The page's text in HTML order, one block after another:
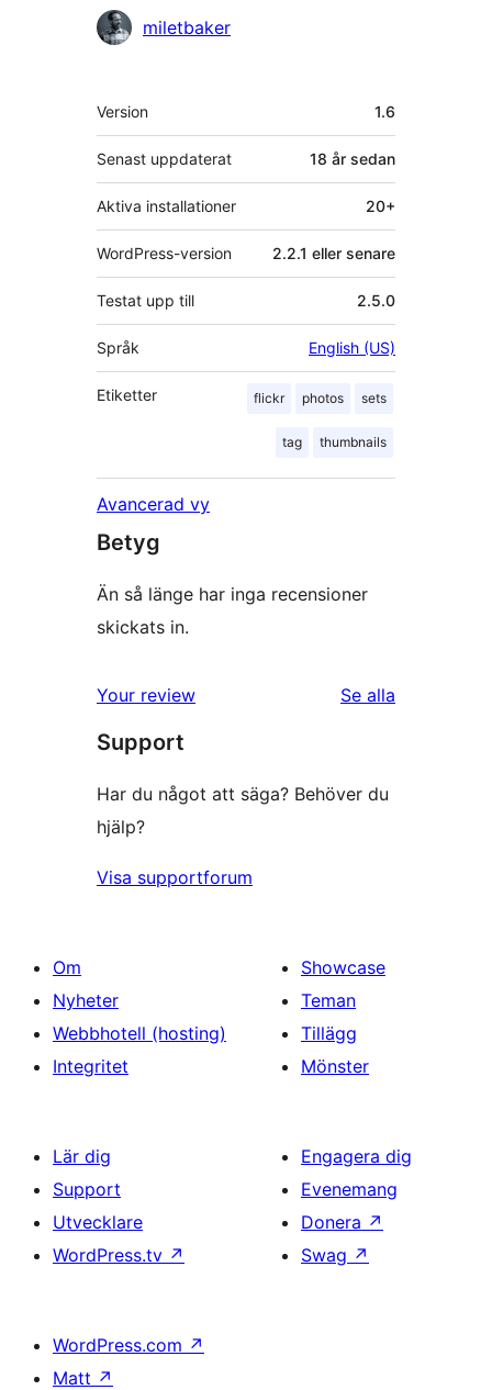
Bidragande
miletbaker
Meta
Version 1.6
Senast uppdaterat 18 år sedan
Aktiva installationer 20+
WordPress-version 2.2.1 eller senare
Testat upp till 2.5.0
Språk English (US)
Etiketter flickr photos sets
tag thumbnails
Avancerad vy
Betyg
Än så länge har inga recensioner
skickats in.
Your review Se alla
Support
Har du något att säga? Behöver du
hjälp?
Visa supportforum
Om
Nyheter
Webbhotell (hosting)
Integritet
Showcase
Teman
Tillägg
Mönster
Lär dig
Support
Utvecklare
WordPress.tv ↗
Engagera dig
Evenemang
Donera ↗
Swag ↗
WordPress.com ↗
Matt ↗